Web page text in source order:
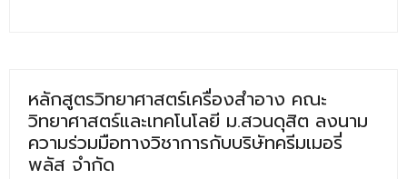
หลักสูตรวิทยาศาสตร์เครื่องสำอาง คณะ
วิทยาศาสตร์และเทคโนโลยี ม.สวนดุสิต ลงนาม
ความร่วมมือทางวิชาการกับบริษัทครีมเมอรี่
พลัส จำกัด